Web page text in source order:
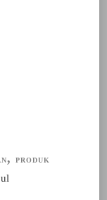
PRODUK